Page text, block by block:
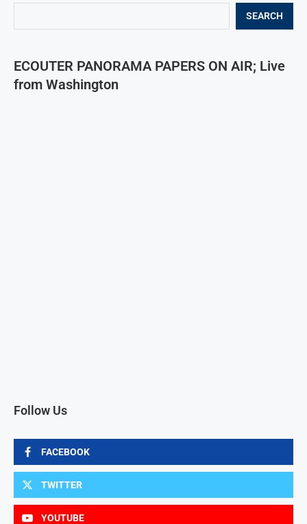
SEARCH
ECOUTER PANORAMA PAPERS ON AIR; Live
from Washington
Follow Us
FACEBOOK
TWITTER
YOUTUBE